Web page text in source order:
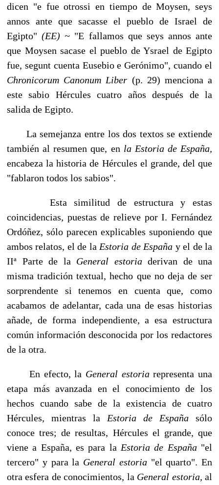
dicen "e fue otrossi en tiempo de Moysen, seys
annos ante que sacasse el pueblo de Israel de
Egipto"(EE) ~ "E fallamos que seys annos ante
que Moysen sacase el pueblo de Ysrael de Egipto
fue, segunt cuenta Eusebio e Gerónimo", cuando el
Chronicorum Canonum Liber (p. 29) menciona a
este sabio Hércules cuatro años después de la
salida de Egipto.
La semejanza entre los dos textos se extiende
también al resumen que, en la Estoria de España,
encabeza la historia de Hércules el grande, del que
"fablaron todos los sabios".
Esta similitud de estructura y estas
coincidencias, puestas de relieve por I. Fernández
Ordóñez, sólo parecen explicables suponiendo que
ambos relatos, el de la Estoria de España y el de la
IIª Parte de la General estoria derivan de una
misma tradición textual, hecho que no deja de ser
sorprendente si tenemos en cuenta que, como
acabamos de adelantar, cada una de esas historias
añade, de forma independiente, a esa estructu­ra
común información desconocida por los redactores
de la otra.
En efecto, la General estoriarepresenta una
etapa más avanzada en el conocimien­to de los
hechos cuando sabe de la existencia de cuatro
Hércules, mientras la Estoria de España sólo
conoce tres; de resultas, Hércules el grande, que
viene a España, es pa­ra la Estoria de España "el
tercero" y para la General estoria "el quarto". En
otra es­fera de conocimientos, la General estoria,al